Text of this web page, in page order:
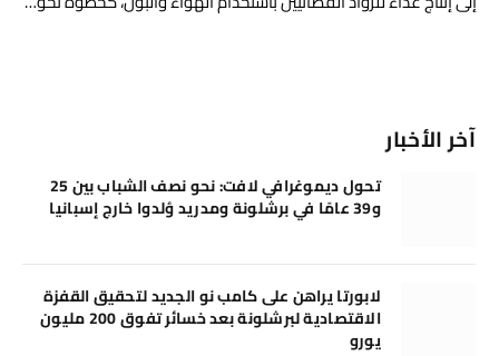
آخر الأخبار
تحول ديموغرافي لافت: نحو نصف الشباب بين 25
و39 عامًا في برشلونة ومدريد وُلدوا خارج إسبانيا
لابورتا يراهن على كامب نو الجديد لتحقيق القفزة
الاقتصادية لبرشلونة بعد خسائر تفوق 200 مليون
يورو